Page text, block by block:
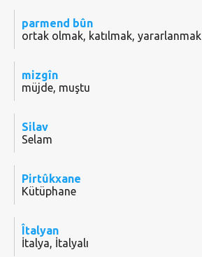
parmend bûn
ortak olmak, katılmak, yararlanmak
mizgîn
müjde, muştu
Silav
Selam
Pirtûkxane
Kütüphane
Îtalyan
İtalya, İtalyalı